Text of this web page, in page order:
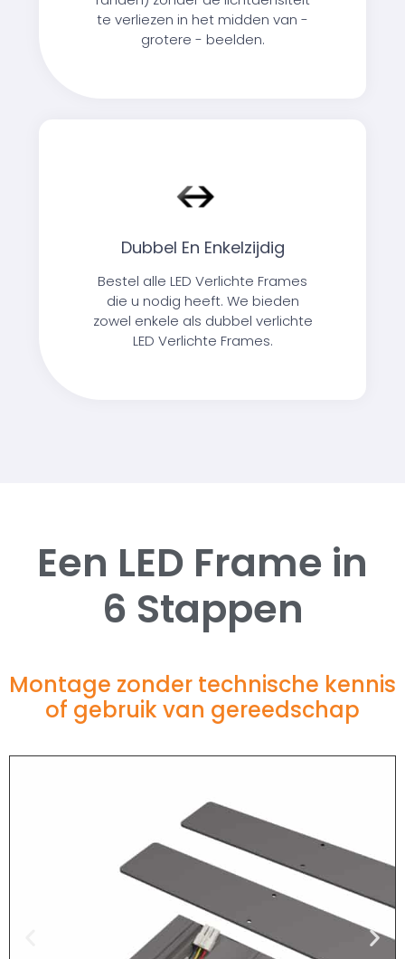
te verliezen in het midden van -
grotere - beelden.
Dubbel En Enkelzijdig
Bestel alle LED Verlichte Frames
die u nodig heeft. We bieden
zowel enkele als dubbel verlichte
LED Verlichte Frames.
Een LED Frame in
6 Stappen
Montage zonder technische kennis
of gebruik van gereedschap